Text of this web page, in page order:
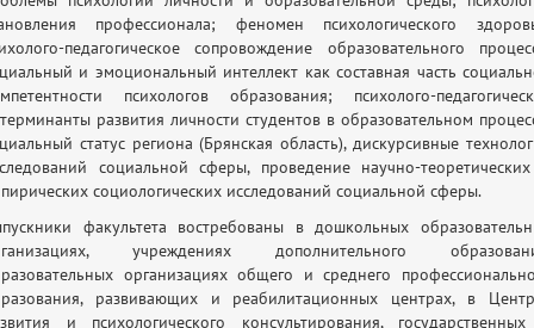
профессионала; феномен психологического
педагогическое сопровождение образовательного
и эмоциональный интеллект как составная часть
психологов образования; психолого-
развития личности студентов в образовательном
статус региона (Брянская область), дискурсивные
социальной сферы, проведение научно-
социологических исследований социальной сферы.
факультета востребованы в дошкольных
учреждениях дополнительного
организациях общего и среднего
развивающих и реабилитационных центрах, в
и психологического консультирования,